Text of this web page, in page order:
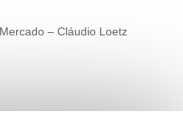
– Cláudio Loetz